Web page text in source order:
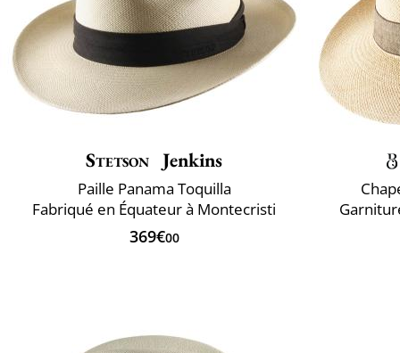
Stetson Jenkins
Paille Panama Toquilla
Fabriqué en Équateur à Montecristi
369€00